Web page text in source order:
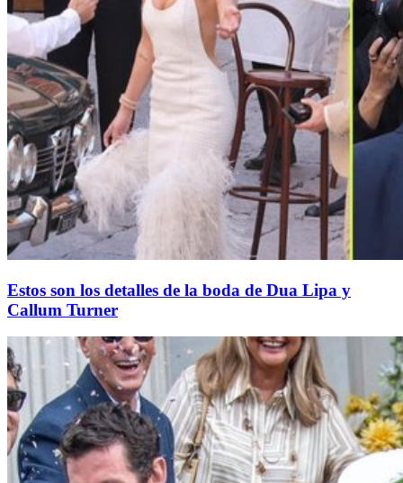
Estos son los detalles de la boda de Dua Lipa y
Callum Turner